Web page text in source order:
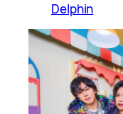
Delphin